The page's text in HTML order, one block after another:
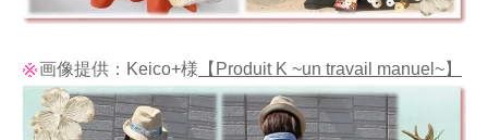
画像提供：Keico+様 【Produit K ~un travail manuel~】